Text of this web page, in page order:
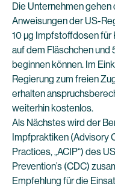
Die Unternehmen gehen
Anweisungen der US-
10 µg Impfstoffdosen für
auf dem Fläschchen und
beginnen können. Im
Regierung zum freien
erhalten
weiterhin kostenlos.
Als Nächstes wird der
Impfpraktiken (Advisory
Practices, „ACIP“) des
Prevention’s (CDC)
Empfehlung für die